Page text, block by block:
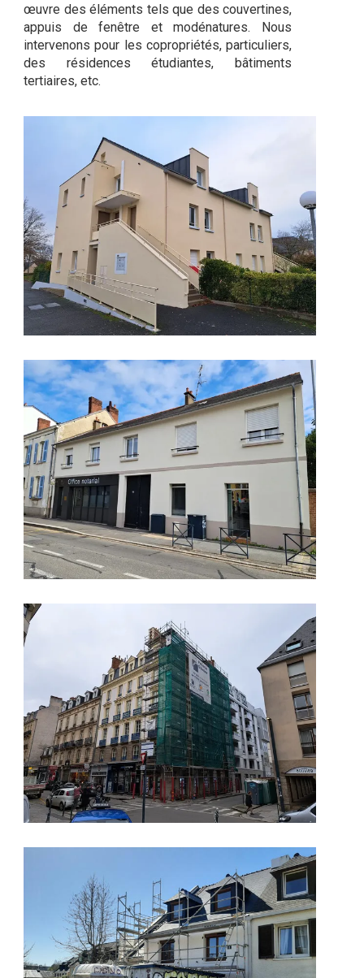
œuvre des éléments tels que des couvertines,
appuis de fenêtre et modénatures. Nous
intervenons pour les copropriétés, particuliers,
des résidences étudiantes, bâtiments
tertiaires, etc.